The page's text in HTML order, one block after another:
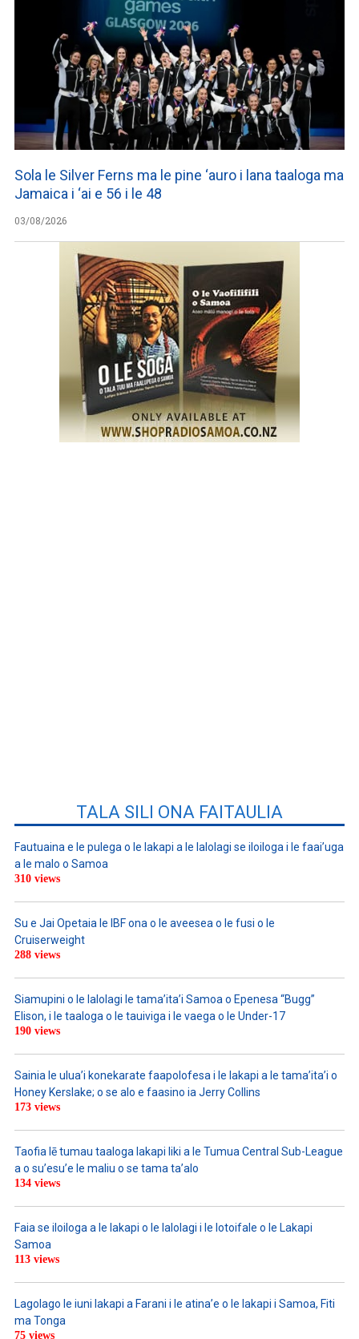
Sola le Silver Ferns ma le pine ‘auro i lana taaloga ma
Jamaica i ‘ai e 56 i le 48
03/08/2026
TALA SILI ONA FAITAULIA
Fautuaina e le pulega o le lakapi a le lalolagi se iloiloga i le faai’uga
a le malo o Samoa
310 views
Su e Jai Opetaia le IBF ona o le aveesea o le fusi o le
Cruiserweight
288 views
Siamupini o le lalolagi le tama’ita’i Samoa o Epenesa “Bugg”
Elison, i le taaloga o le tauiviga i le vaega o le Under-17
190 views
Sainia le ulua’i konekarate faapolofesa i le lakapi a le tama’ita’i o
Honey Kerslake; o se alo e faasino ia Jerry Collins
173 views
Taofia lē tumau taaloga lakapi liki a le Tumua Central Sub-League
a o su’esu’e le maliu o se tama ta’alo
134 views
Faia se iloiloga a le lakapi o le lalolagi i le lotoifale o le Lakapi
Samoa
113 views
Lagolago le iuni lakapi a Farani i le atina’e o le lakapi i Samoa, Fiti
ma Tonga
75 views